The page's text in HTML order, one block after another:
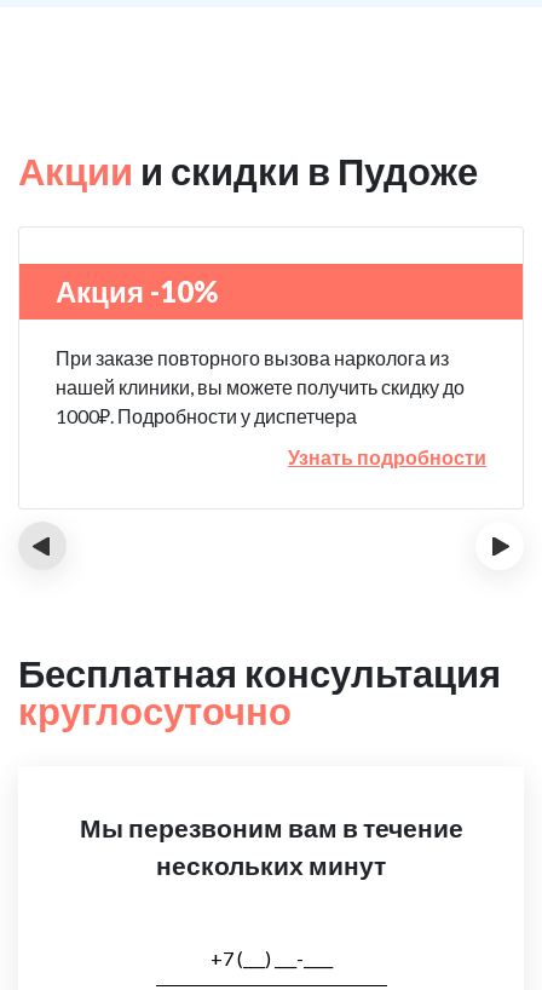
Акции и скидки в Пудоже
Акция -10%
При заказе повторного вызова нарколога из
нашей клиники, вы можете получить скидку до
1000₽. Подробности у диспетчера
Узнать подробности
‹ ›
Бесплатная консультация
круглосуточно
Мы перезвоним вам в течение
нескольких минут